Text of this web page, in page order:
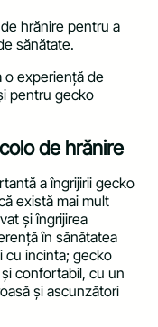
hrănire pentru a
sănătate.
o experiență de
pentru gecko
de hrănire
a îngrijirii gecko
există mai mult
și îngrijirea
în sănătatea
cu incinta; gecko
confortabil, cu un
și ascunzători